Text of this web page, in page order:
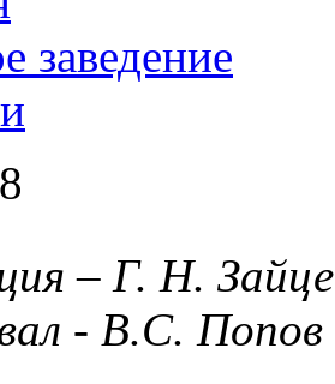
заведение
– Г. Н.
- В.С. Попов